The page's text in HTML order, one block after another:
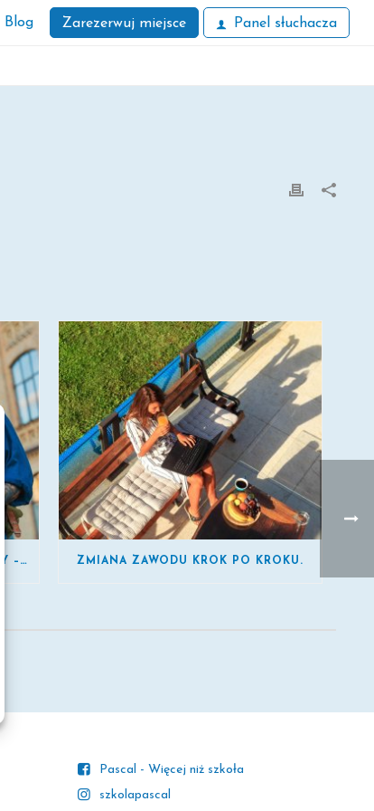
Blog Zarezerwuj miejsce Panel słuchacza
SZKOŁA POLICEALNA BEZ MATURY – SPRAWDŹ MOŻLIWOŚCI ZMIANA ZAWODU KROK PO KROKU.
Pascal - Więcej niż szkoła
szkolapascal